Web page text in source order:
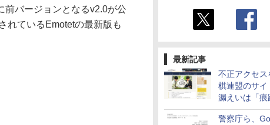
最新記事
不正アクセ
棋連盟のサイ
漏えいは「痕
警察庁ら、
バージョンとなるv2.0が公
れているEmotetの最新版も